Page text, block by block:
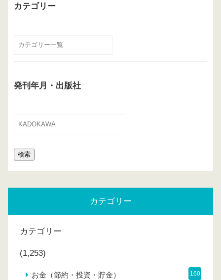
カテゴリー
発刊年月・出版社
カテゴリー
カテゴリー
(1,253)
お金（節約・投資・貯金） 160